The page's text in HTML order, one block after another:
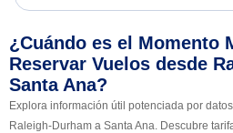
¿Cuándo es el Momento
Reservar Vuelos desde
Santa Ana?
Explora información útil potenciada por
Raleigh-Durham a Santa Ana. Descubre